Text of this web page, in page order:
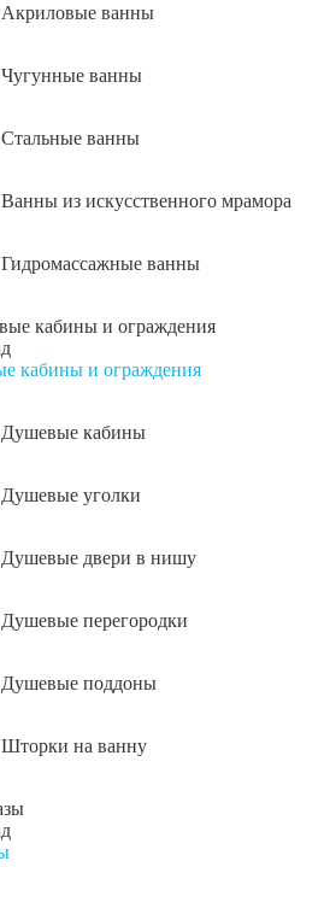
Акриловые ванны
Чугунные ванны
Стальные ванны
Ванны из искусственного мрамора
Гидромассажные ванны
кабины и ограждения
кабины и ограждения
Душевые кабины
Душевые уголки
Душевые двери в нишу
Душевые перегородки
Душевые поддоны
Шторки на ванну